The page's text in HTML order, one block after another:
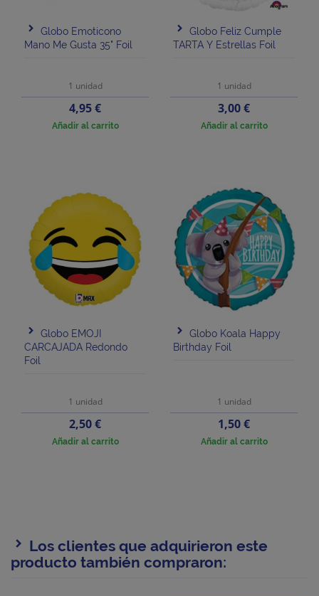
Globo Emoticono
Mano Me Gusta 35" Foil
1 unidad
Precio
4,95 €
Añadir al carrito
Globo Feliz Cumple
TARTA Y Estrellas Foil
1 unidad
Precio
3,00 €
Añadir al carrito
Globo EMOJI
CARCAJADA Redondo
Foil
1 unidad
Precio
2,50 €
Añadir al carrito
Globo Koala Happy
Birthday Foil
1 unidad
Precio
1,50 €
Añadir al carrito
Los clientes que adquirieron este
producto también compraron: